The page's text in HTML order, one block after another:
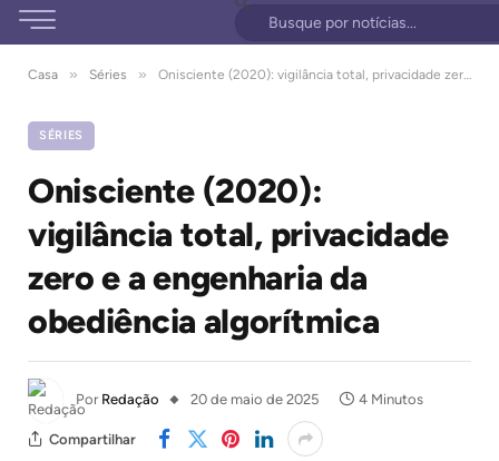
Casa » Séries » Onisciente (2020): vigilância total, privacidade zero e a engenharia da obediência algorítmica
SÉRIES
Onisciente (2020):
vigilância total, privacidade
zero e a engenharia da
obediência algorítmica
Por Redação 20 de maio de 2025 4 Minutos
Compartilhar